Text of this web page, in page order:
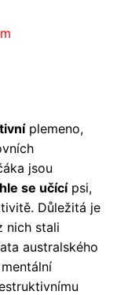
plemeno,
jsou
se učícípsi,
Důležitá je
nich stali
australského